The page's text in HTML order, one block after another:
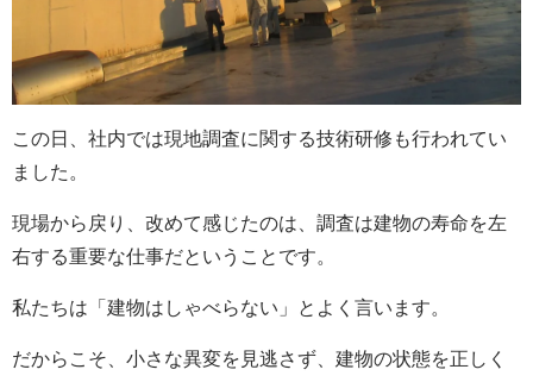
この日、社内では現地調査に関する技術研修も行われてい
ました。
現場から戻り、改めて感じたのは、調査は建物の寿命を左
右する重要な仕事だということです。
私たちは「建物はしゃべらない」とよく言います。
だからこそ、小さな異変を見逃さず、建物の状態を正しく